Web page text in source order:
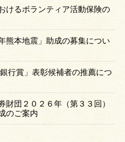
けるボランティア活動保険の
熊本地震」助成の募集につい
行賞」表彰候補者の推薦につ
財団２０２６年（第３３回）
のご案内